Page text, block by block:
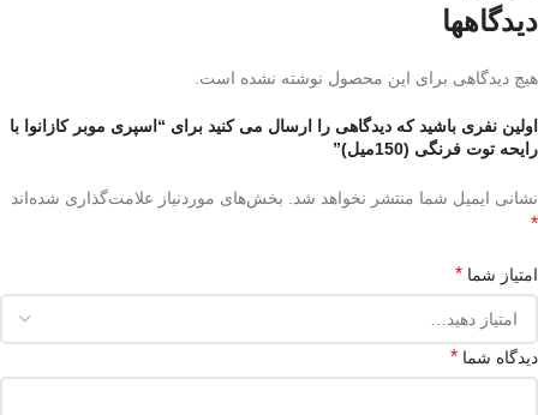
دیدگاهها
هیچ دیدگاهی برای این محصول نوشته نشده است.
اولین نفری باشید که دیدگاهی را ارسال می کنید برای “اسپری موبر کازانوا با
رایحه توت فرنگی (150میل)”
نشانی ایمیل شما منتشر نخواهد شد. بخش‌های موردنیاز علامت‌گذاری شده‌اند
*
امتیاز شما *
دیدگاه شما *